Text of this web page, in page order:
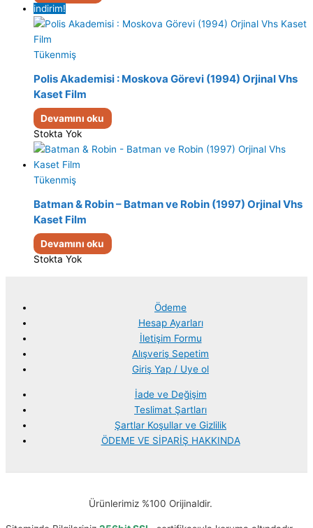
indirim!
Tükenmiş
Polis Akademisi : Moskova Görevi (1994) Orjinal Vhs
Kaset Film
Devamını oku
Stokta Yok
Tükenmiş
Batman & Robin – Batman ve Robin (1997) Orjinal Vhs
Kaset Film
Devamını oku
Stokta Yok
Ödeme
Hesap Ayarları
İletişim Formu
Alışveriş Sepetim
Giriş Yap / Uye ol
İade ve Değişim
Teslimat Şartları
Şartlar Koşullar ve Gizlilik
ÖDEME VE SİPARİŞ HAKKINDA
Ürünlerimiz %100 Orijinaldir.